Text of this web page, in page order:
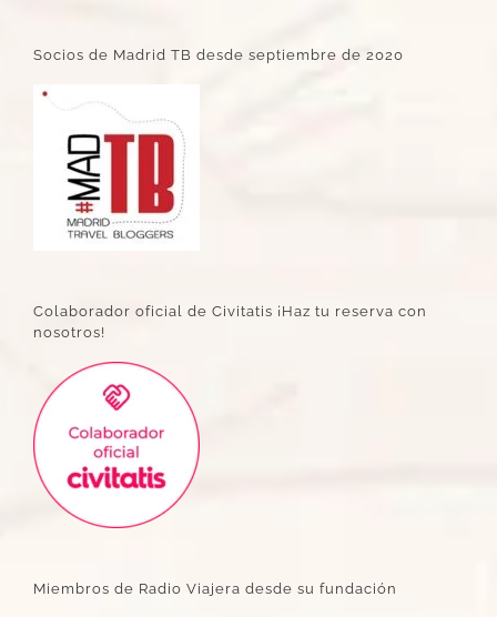
Socios de Madrid TB desde septiembre de 2020
Colaborador oficial de Civitatis ¡Haz tu reserva con
nosotros!
Miembros de Radio Viajera desde su fundación